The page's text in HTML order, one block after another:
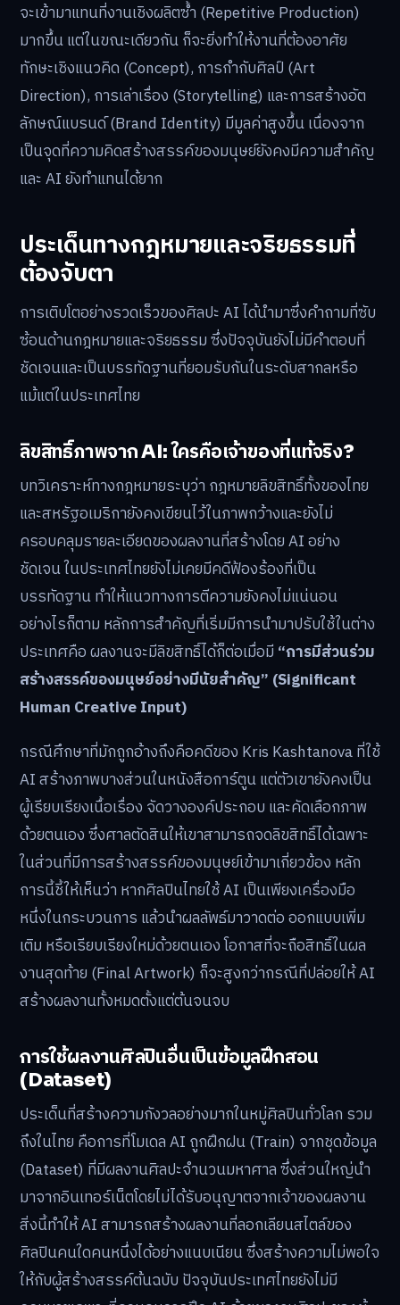
จะเข้ามาแทนที่งานเชิงผลิตซ้ำ (Repetitive Production)
มากขึ้น แต่ในขณะเดียวกัน ก็จะยิ่งทำให้งานที่ต้องอาศัย
ทักษะเชิงแนวคิด (Concept), การกำกับศิลป์ (Art
Direction), การเล่าเรื่อง (Storytelling) และการสร้างอัต
ลักษณ์แบรนด์ (Brand Identity) มีมูลค่าสูงขึ้น เนื่องจาก
เป็นจุดที่ความคิดสร้างสรรค์ของมนุษย์ยังคงมีความสำคัญ
และ AI ยังทำแทนได้ยาก
ประเด็นทางกฎหมายและจริยธรรมที่
ต้องจับตา
การเติบโตอย่างรวดเร็วของศิลปะ AI ได้นำมาซึ่งคำถามที่ซับ
ซ้อนด้านกฎหมายและจริยธรรม ซึ่งปัจจุบันยังไม่มีคำตอบที่
ชัดเจนและเป็นบรรทัดฐานที่ยอมรับกันในระดับสากลหรือ
แม้แต่ในประเทศไทย
ลิขสิทธิ์ภาพจาก AI: ใครคือเจ้าของที่แท้จริง?
บทวิเคราะห์ทางกฎหมายระบุว่า กฎหมายลิขสิทธิ์ทั้งของไทย
และสหรัฐอเมริกายังคงเขียนไว้ในภาพกว้างและยังไม่
ครอบคลุมรายละเอียดของผลงานที่สร้างโดย AI อย่าง
ชัดเจน ในประเทศไทยยังไม่เคยมีคดีฟ้องร้องที่เป็น
บรรทัดฐาน ทำให้แนวทางการตีความยังคงไม่แน่นอน
อย่างไรก็ตาม หลักการสำคัญที่เริ่มมีการนำมาปรับใช้ในต่าง
ประเทศคือ ผลงานจะมีลิขสิทธิ์ได้ก็ต่อเมื่อมี “การมีส่วนร่วม
สร้างสรรค์ของมนุษย์อย่างมีนัยสำคัญ” (Significant
Human Creative Input)
กรณีศึกษาที่มักถูกอ้างถึงคือคดีของ Kris Kashtanova ที่ใช้
AI สร้างภาพบางส่วนในหนังสือการ์ตูน แต่ตัวเขายังคงเป็น
ผู้เรียบเรียงเนื้อเรื่อง จัดวางองค์ประกอบ และคัดเลือกภาพ
ด้วยตนเอง ซึ่งศาลตัดสินให้เขาสามารถจดลิขสิทธิ์ได้เฉพาะ
ในส่วนที่มีการสร้างสรรค์ของมนุษย์เข้ามาเกี่ยวข้อง หลัก
การนี้ชี้ให้เห็นว่า หากศิลปินไทยใช้ AI เป็นเพียงเครื่องมือ
หนึ่งในกระบวนการ แล้วนำผลลัพธ์มาวาดต่อ ออกแบบเพิ่ม
เติม หรือเรียบเรียงใหม่ด้วยตนเอง โอกาสที่จะถือสิทธิ์ในผล
งานสุดท้าย (Final Artwork) ก็จะสูงกว่ากรณีที่ปล่อยให้ AI
สร้างผลงานทั้งหมดตั้งแต่ต้นจนจบ
การใช้ผลงานศิลปินอื่นเป็นข้อมูลฝึกสอน
(Dataset)
ประเด็นที่สร้างความกังวลอย่างมากในหมู่ศิลปินทั่วโลก รวม
ถึงในไทย คือการที่โมเดล AI ถูกฝึกฝน (Train) จากชุดข้อมูล
(Dataset) ที่มีผลงานศิลปะจำนวนมหาศาล ซึ่งส่วนใหญ่นำ
มาจากอินเทอร์เน็ตโดยไม่ได้รับอนุญาตจากเจ้าของผลงาน
สิ่งนี้ทำให้ AI สามารถสร้างผลงานที่ลอกเลียนสไตล์ของ
ศิลปินคนใดคนหนึ่งได้อย่างแนบเนียน ซึ่งสร้างความไม่พอใจ
ให้กับผู้สร้างสรรค์ต้นฉบับ ปัจจุบันประเทศไทยยังไม่มี